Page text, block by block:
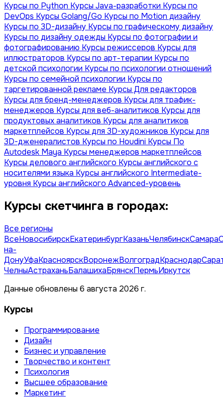
Курсы по Python Курсы Java-разработки Курсы по
DevOps Курсы Golang/Go Курсы по Motion дизайну
Курсы по 3D-дизайну Курсы по графическому дизайну
Курсы по дизайну одежды Курсы по фотографии и
фотографированию Курсы режиссеров Курсы для
иллюстраторов Курсы по арт-терапии Курсы по
детской психологии Курсы по психологии отношений
Курсы по семейной психологии Курсы по
таргетированной рекламе Курсы Для редакторов
Курсы для бренд-менеджеров Курсы для трафик-
менеджеров Курсы для веб-аналитиков Курсы для
продуктовых аналитиков Курсы для аналитиков
маркетплейсов Курсы для 3D-художников Курсы для
3D-дженералистов Курсы по Houdini Курсы По
Autodesk Maya Курсы менеджеров маркетплейсов
Курсы делового английского Курсы английского с
носителями языка Курсы английского Intermediate-
уровня Курсы английского Advanced-уровень
Курсы скетчинга в городах:
Все регионы
ВсеНовосибирскЕкатеринбургКазаньЧелябинскСамара
на-
ДонуУфаКрасноярскВоронежВолгоградКраснодар
ЧелныАстраханьБалашихаБрянскПермьИркутск
Данные обновлены 6 августа 2026 г.
Курсы
Программирование
Дизайн
Бизнес и управление
Творчество и контент
Психология
Высшее образование
Маркетинг